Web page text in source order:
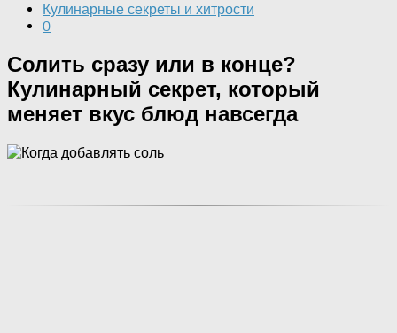
Кулинарные секреты и хитрости
0
Солить сразу или в конце?
Кулинарный секрет, который
меняет вкус блюд навсегда